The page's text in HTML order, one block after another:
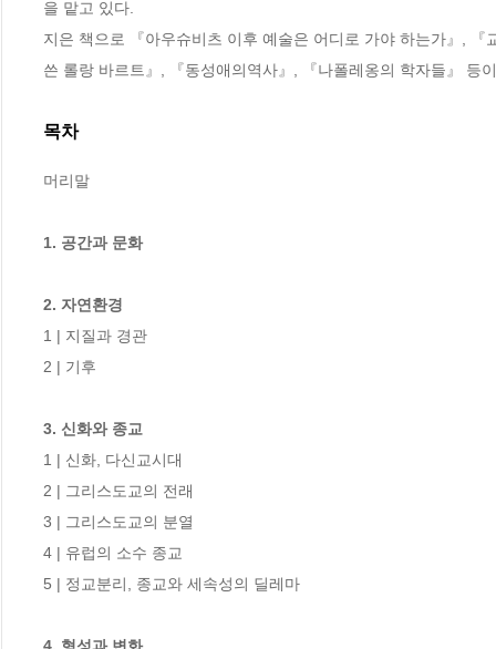
을 맡고 있다.
지은 책으로 『아우슈비츠 이후 예술은 어디로 가야 하는가』,
쓴 롤랑 바르트』, 『동성애의역사』, 『나폴레옹의 학자들』 등
목차
머리말
1. 공간과 문화
2. 자연환경
1 | 지질과 경관
2 | 기후
3. 신화와 종교
1 | 신화, 다신교시대
2 | 그리스도교의 전래
3 | 그리스도교의 분열
4 | 유럽의 소수 종교
5 | 정교분리, 종교와 세속성의 딜레마